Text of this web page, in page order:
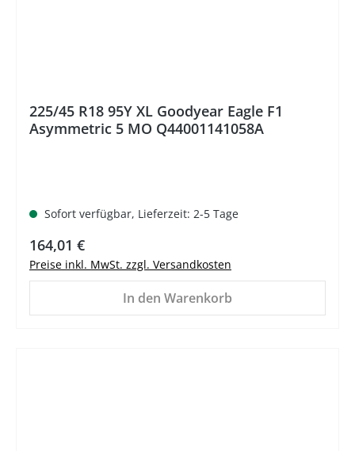
225/45 R18 95Y XL Goodyear Eagle F1
Asymmetric 5 MO Q44001141058A
Sofort verfügbar, Lieferzeit: 2-5 Tage
Regulärer Preis:
164,01 €
Preise inkl. MwSt. zzgl. Versandkosten
In den Warenkorb